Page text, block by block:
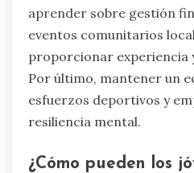
aprender sobre gestión
eventos comunitarios
proporcionar experiencia
Por último, mantener un
esfuerzos deportivos y
resiliencia mental.
¿Cómo pueden los